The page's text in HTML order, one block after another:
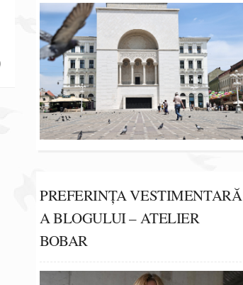
PREFERINȚA VESTIMENTARĂ
A BLOGULUI – ATELIER
BOBAR